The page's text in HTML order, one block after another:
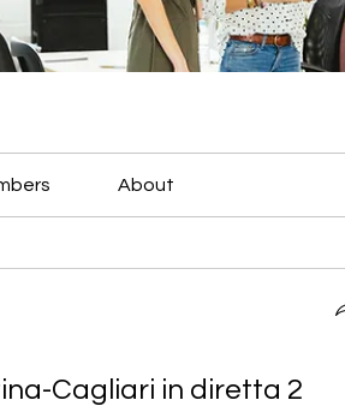
About
Cagliari in diretta 2